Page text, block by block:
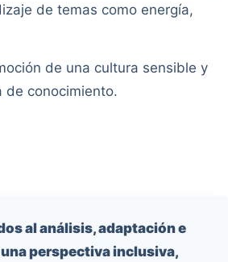
de temas como energía,
de una cultura sensible y
de conocimiento.
al análisis, adaptación e
perspectiva inclusiva,